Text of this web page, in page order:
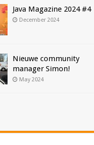
Java Magazine 2024 #4
December 2024
Nieuwe community
manager Simon!
May 2024